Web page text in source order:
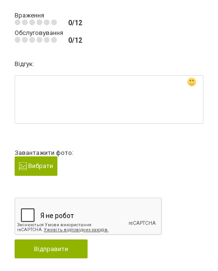
Враження
0/12
Обслуговування
0/12
Відгук:
Завантажити фото:
Вибрати
Відправити